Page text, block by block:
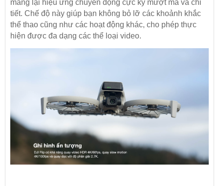
mang lại hiệu ứng chuyển động cực kỳ mượt mà và chi
tiết. Chế độ này giúp bạn không bỏ lỡ các khoảnh khắc
thể thao cũng như các hoạt động khác, cho phép thực
hiện được đa dạng các thể loại video.